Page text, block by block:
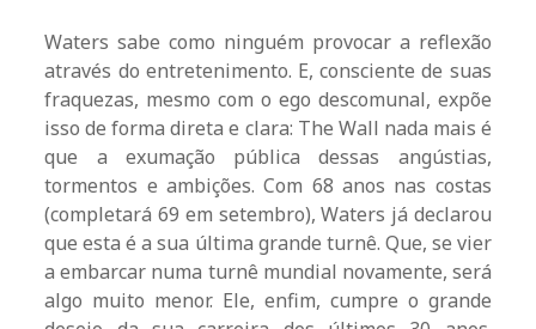
Waters sabe como ninguém provocar a reflexão
através do entretenimento. E, consciente de suas
fraquezas, mesmo com o ego descomunal, expõe
isso de forma direta e clara: The Wall nada mais é
que a exumação pública dessas angústias,
tormentos e ambições. Com 68 anos nas costas
(completará 69 em setembro), Waters já declarou
que esta é a sua última grande turnê. Que, se vier
a embarcar numa turnê mundial novamente, será
algo muito menor. Ele, enfim, cumpre o grande